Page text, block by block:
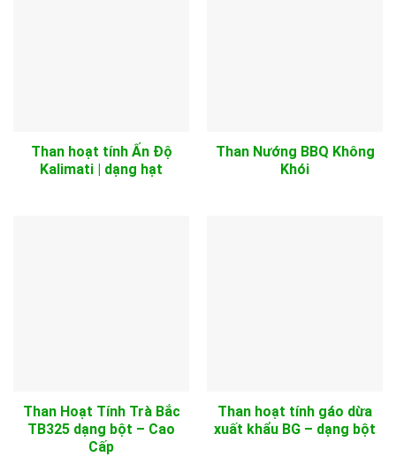
Than hoạt tính Ấn Độ
Kalimati | dạng hạt
Than Nướng BBQ Không
Khói
Than Hoạt Tính Trà Bắc
TB325 dạng bột – Cao
Cấp
Than hoạt tính gáo dừa
xuất khẩu BG – dạng bột